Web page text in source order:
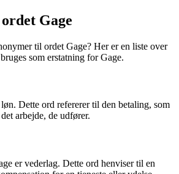
Gage
til ordet Gage? Her er en liste over
som erstatning for Gage.
Dette ord refererer til den betaling, som
arbejde, de udfører.
er vederlag. Dette ord henviser til en